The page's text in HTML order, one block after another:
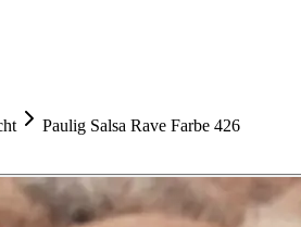
Paulig Salsa Rave Farbe 426